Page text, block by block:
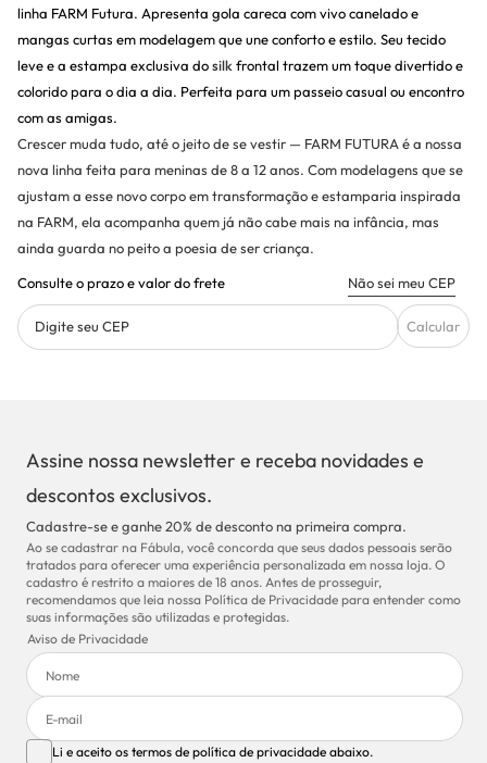
linha FARM Futura. Apresenta gola careca com vivo canelado e
mangas curtas em modelagem que une conforto e estilo. Seu tecido
leve e a estampa exclusiva dosilk frontal trazem um toque divertido e
colorido para o dia a dia. Perfeita para um passeio casual ou encontro
com as amigas.
Crescer muda tudo, até o jeito de se vestir — FARM FUTURA é a nossa
nova linha feita para meninas de 8 a 12 anos. Com modelagens que se
ajustam a esse novo corpo em transformação e estamparia inspirada
na FARM, ela acompanha quem já não cabe mais na infância, mas
ainda guarda no peito a poesia de ser criança.
Consulte o prazo e valor do frete
Não sei meu CEP
Digite seu CEP Calcular
Assine nossa newsletter e receba novidades e
descontos exclusivos.
Cadastre-se e ganhe 20% de desconto na primeira compra.
Ao se cadastrar na Fábula, você concorda que seus dados pessoais serão
tratados para oferecer uma experiência personalizada em nossa loja. O
cadastro é restrito a maiores de 18 anos. Antes de prosseguir,
recomendamos que leia nossa Política de Privacidade para entender como
suas informações são utilizadas e protegidas.
Aviso de Privacidade
Li e aceito os termos de política de privacidade abaixo.